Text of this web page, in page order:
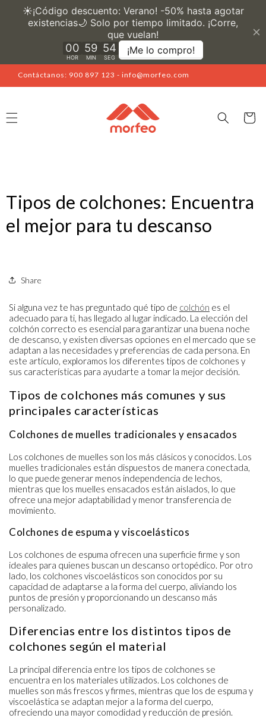
directamente
al contenido
Contáctanos: 900 897 123 - info@morfeo.com
Carrito
Tipos de colchones: Encuentra
el mejor para tu descanso
Share
Si alguna vez te has preguntado qué tipo de colchón es el
adecuado para ti, has llegado al lugar indicado. La elección del
colchón correcto es esencial para garantizar una buena noche
de descanso, y existen diversas opciones en el mercado que se
adaptan a las necesidades y preferencias de cada persona. En
este artículo, exploramos los diferentes tipos de colchones y
sus características para ayudarte a tomar la mejor decisión.
Tipos de colchones más comunes y sus
principales características
Colchones de muelles tradicionales y ensacados
Los colchones de muelles son los más clásicos y conocidos. Los
muelles tradicionales están dispuestos de manera conectada,
lo que puede generar menos independencia de lechos,
mientras que los muelles ensacados están aislados, lo que
ofrece una mejor adaptabilidad y menor transferencia de
movimiento.
Colchones de espuma y viscoelásticos
Los colchones de espuma ofrecen una superficie firme y son
ideales para quienes buscan un descanso ortopédico. Por otro
lado, los colchones viscoelásticos son conocidos por su
capacidad de adaptarse a la forma del cuerpo, aliviando los
puntos de presión y proporcionando un descanso más
personalizado.
Diferencias entre los distintos tipos de
colchones según el material
La principal diferencia entre los tipos de colchones se
encuentra en los materiales utilizados. Los colchones de
muelles son más frescos y firmes, mientras que los de espuma y
viscoelástica se adaptan mejor a la forma del cuerpo,
ofreciendo una mayor comodidad y reducción de presión.